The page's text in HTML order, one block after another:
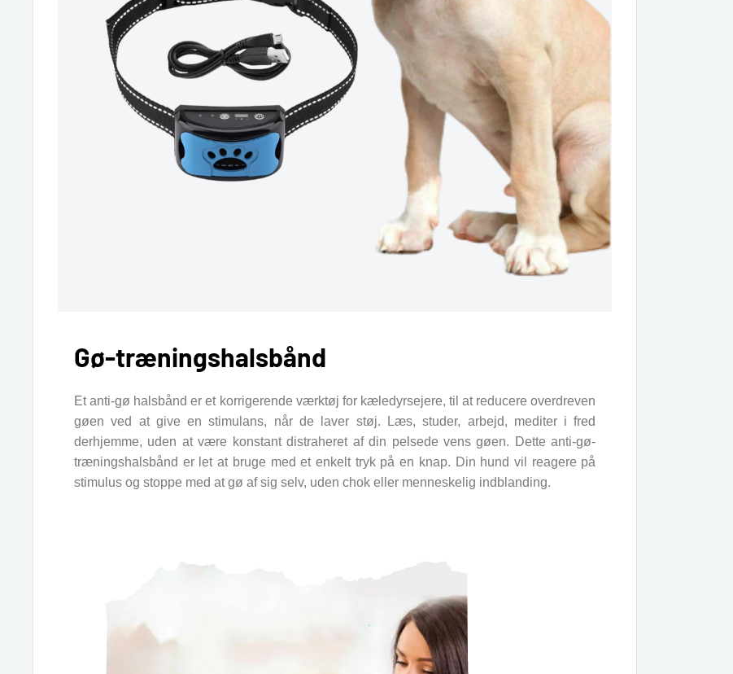
Gø-træningshalsbånd
Et anti-gø halsbånd er et korrigerende værktøj for kæledyrsejere, til at reducere overdreven
gøen ved at give en stimulans, når de laver støj. Læs, studer, arbejd, mediter i fred
derhjemme, uden at være konstant distraheret af din pelsede vens gøen. Dette anti-gø-
træningshalsbånd er let at bruge med et enkelt tryk på en knap. Din hund vil reagere på
stimulus og stoppe med at gø af sig selv, uden chok eller menneskelig indblanding.